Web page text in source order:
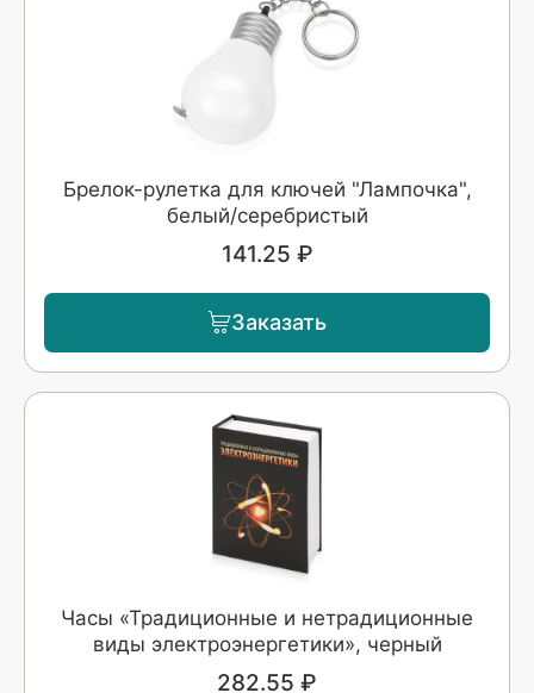
Брелок-рулетка для ключей "Лампочка",
белый/серебристый
141.25 ₽
Заказать
Часы «Традиционные и нетрадиционные
виды электроэнергетики», черный
282.55 ₽